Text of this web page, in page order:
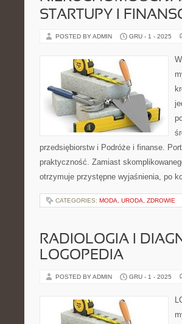
STARTUPY I
POSTED BY ADMIN GRU - 1 - 2025
przedsiębiorstw i Podróże i finanse.
praktyczność. Zamiast
otrzymuje przystępne wyjaśnienia, po
CATEGORIES: MODA, URODA, ZDROWIE
RADIOLOGIA I
LOGOPEDIA
POSTED BY ADMIN GRU - 1 - 2025